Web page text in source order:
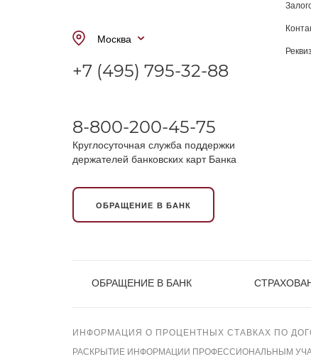
Москва
+7 (495) 795-32-88
8-800-200-45-75
Круглосуточная служба поддержки
держателей банковских карт Банка
ОБРАЩЕНИЕ В БАНК
ОБРАЩЕНИЕ В БАНК
ИНФОРМАЦИЯ О ПРОЦЕНТНЫХ СТАВКАХ ПО
РАСКРЫТИЕ ИНФОРМАЦИИ ПРОФЕССИОНАЛЬНЫМ